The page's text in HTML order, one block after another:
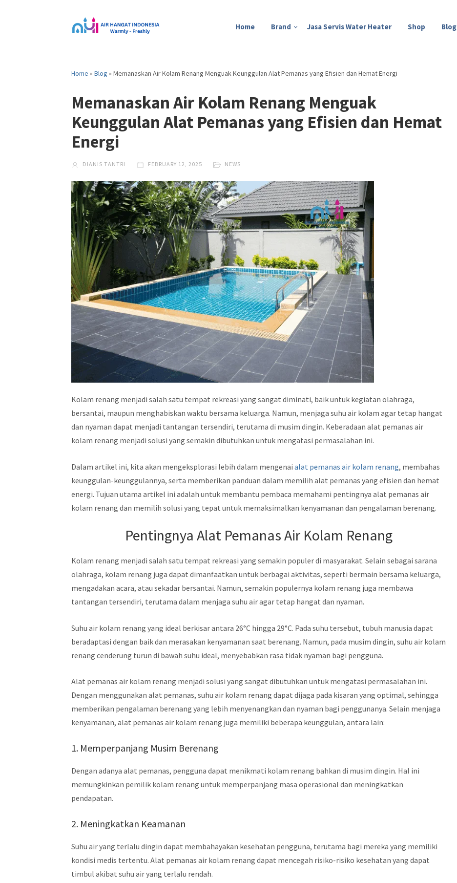
Home Brand Jasa Servis Water Heater Shop Blog
Home »Blog »Memanaskan Air Kolam Renang Menguak Keunggulan Alat Pemanas yang Efisien dan Hemat Energi
Memanaskan Air Kolam Renang Menguak
Keunggulan Alat Pemanas yang Efisien dan Hemat
Energi
DIANIS TANTRI FEBRUARY 12, 2025 NEWS
Kolam renang menjadi salah satu tempat rekreasi yang sangat diminati, baik untuk kegiatan olahraga,
bersantai, maupun menghabiskan waktu bersama keluarga. Namun, menjaga suhu air kolam agar tetap hangat
dan nyaman dapat menjadi tantangan tersendiri, terutama di musim dingin. Keberadaan alat pemanas air
kolam renang menjadi solusi yang semakin dibutuhkan untuk mengatasi permasalahan ini.
Dalam artikel ini, kita akan mengeksplorasi lebih dalam mengenai alat pemanas air kolam renang, membahas
keunggulan-keunggulannya, serta memberikan panduan dalam memilih alat pemanas yang efisien dan hemat
energi. Tujuan utama artikel ini adalah untuk membantu pembaca memahami pentingnya alat pemanas air
kolam renang dan memilih solusi yang tepat untuk memaksimalkan kenyamanan dan pengalaman berenang.
Pentingnya Alat Pemanas Air Kolam Renang
Kolam renang menjadi salah satu tempat rekreasi yang semakin populer di masyarakat. Selain sebagai sarana
olahraga, kolam renang juga dapat dimanfaatkan untuk berbagai aktivitas, seperti bermain bersama keluarga,
mengadakan acara, atau sekadar bersantai. Namun, semakin populernya kolam renang juga membawa
tantangan tersendiri, terutama dalam menjaga suhu air agar tetap hangat dan nyaman.
Suhu air kolam renang yang ideal berkisar antara 26°C hingga 29°C. Pada suhu tersebut, tubuh manusia dapat
beradaptasi dengan baik dan merasakan kenyamanan saat berenang. Namun, pada musim dingin, suhu air kolam
renang cenderung turun di bawah suhu ideal, menyebabkan rasa tidak nyaman bagi pengguna.
Alat pemanas air kolam renang menjadi solusi yang sangat dibutuhkan untuk mengatasi permasalahan ini.
Dengan menggunakan alat pemanas, suhu air kolam renang dapat dijaga pada kisaran yang optimal, sehingga
memberikan pengalaman berenang yang lebih menyenangkan dan nyaman bagi penggunanya. Selain menjaga
kenyamanan, alat pemanas air kolam renang juga memiliki beberapa keunggulan, antara lain:
1. Memperpanjang Musim Berenang
Dengan adanya alat pemanas, pengguna dapat menikmati kolam renang bahkan di musim dingin. Hal ini
memungkinkan pemilik kolam renang untuk memperpanjang masa operasional dan meningkatkan
pendapatan.
2. Meningkatkan Keamanan
Suhu air yang terlalu dingin dapat membahayakan kesehatan pengguna, terutama bagi mereka yang memiliki
kondisi medis tertentu. Alat pemanas air kolam renang dapat mencegah risiko-risiko kesehatan yang dapat
timbul akibat suhu air yang terlalu rendah.